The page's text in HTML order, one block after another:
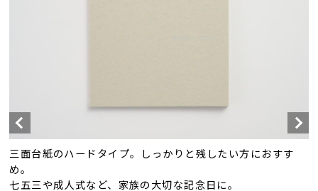
三面台紙のハードタイプ。しっかりと残したい方におすす
め。
七五三や成人式など、家族の大切な記念日に。